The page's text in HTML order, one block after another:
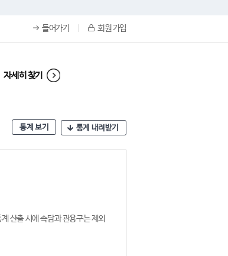
들어가기 회원 가입
자세히 찾기
통계 보기 통계 내려받기
산출 시에 속담과 관용구는 제외